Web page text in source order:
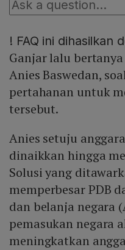
! FAQ ini dihasilkan
Ganjar lalu
Anies Baswedan,
pertahanan untuk
tersebut.
Anies setuju
dinaikkan hingga
Solusi yang
memperbesar PDB
dan belanja negara
pemasukan negara
meningkatkan